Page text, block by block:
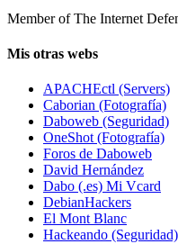
Member of The Internet
Mis otras webs
APACHEctl (Servers)
Caborian (Fotografía)
Daboweb (Seguridad)
OneShot (Fotografía)
Foros de Daboweb
David Hernández
Dabo (.es) Mi Vcard
DebianHackers
El Mont Blanc
Hackeando (Seguridad)